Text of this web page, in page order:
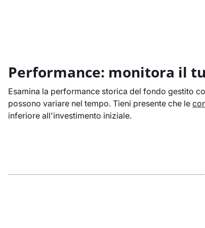
Performance: monitora il
Esamina la performance storica del fondo gestito
possono variare nel tempo. Tieni presente che le
inferiore all'investimento iniziale.